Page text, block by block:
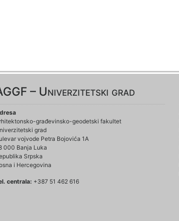
– Univerzitetski grad
građevinsko-geodetski fakultet
grad
vojvode Petra Bojovića 1A
000 Banja Luka
Srpska
i Hercegovina
centrala: +387 51 462 616